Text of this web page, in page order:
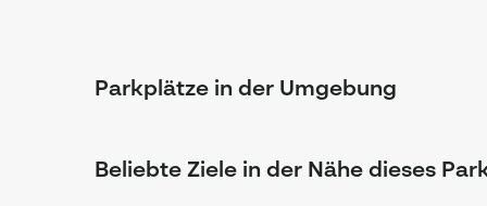
Parkplätze in der Umgebung
Beliebte Ziele in der Nähe dieses